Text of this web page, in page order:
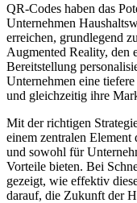
QR-Codes haben das
Unternehmen
erreichen, grundlegend
Augmented Reality, den
Bereitstellung
Unternehmen eine
und gleichzeitig ihre
Mit der richtigen
einem zentralen
und sowohl für
Vorteile bieten. Bei
gezeigt, wie effektiv
darauf, die Zukunft der